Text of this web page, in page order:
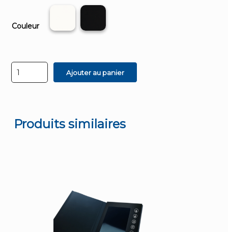
Couleur
quantité
de
Duo
paysage
Ajouter au panier
Produits similaires